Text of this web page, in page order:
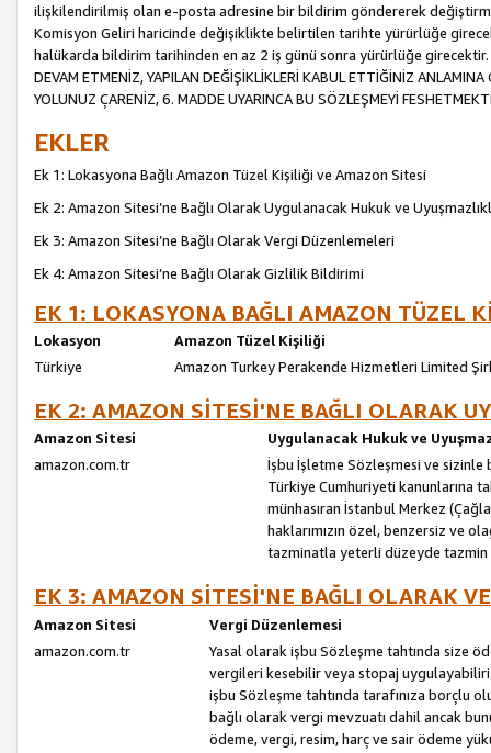
ilişkilendirilmiş olan e-posta adresine bir bildirim göndererek
Komisyon Geliri haricinde değişiklikte belirtilen tarihte yürürlüğe
halükarda bildirim tarihinden en az 2 iş günü sonra yürürlüğe girecektir.
DEVAM ETMENİZ, YAPILAN DEĞİŞİKLİKLERİ KABUL ETTİĞİNİZ
YOLUNUZ ÇARENİZ, 6. MADDE UYARINCA BU SÖZLEŞMEYİ
EKLER
Ek 1: Lokasyona Bağlı Amazon Tüzel Kişiliği ve Amazon Sitesi
Ek 2: Amazon Sitesi’ne Bağlı Olarak Uygulanacak Hukuk ve
Ek 3: Amazon Sitesi’ne Bağlı Olarak Vergi Düzenlemeleri
Ek 4: Amazon Sitesi’ne Bağlı Olarak Gizlilik Bildirimi
EK 1: LOKASYONA BAĞLI AMAZON TÜZEL
Lokasyon
Amazon Tüzel Kişiliği
Türkiye
Amazon Turkey Perakende Hizmetleri Limited
EK 2: AMAZON SİTESİ'NE BAĞLI OLARAK
Amazon Sitesi
Uygulanacak Hukuk ve
amazon.com.tr
İşbu İşletme Sözleşmesi ve sizinle
Türkiye Cumhuriyeti kanunlarına
münhasıran İstanbul Merkez
haklarımızın özel, benzersiz ve
tazminatla yeterli düzeyde
EK 3: AMAZON SİTESİ'NE BAĞLI OLARAK
Amazon Sitesi
Vergi Düzenlemesi
amazon.com.tr
Yasal olarak işbu Sözleşme tahtında size
vergileri kesebilir veya stopaj
işbu Sözleşme tahtında tarafınıza borçlu
bağlı olarak vergi mevzuatı dahil ancak
ödeme, vergi, resim, harç ve sair ödeme